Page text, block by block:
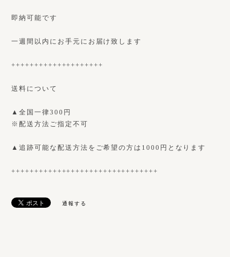
即納可能です
一週間以内にお手元にお届け致します
++++++++++++++++++++
送料について
▲全国一律300円
※配送方法ご指定不可
▲追跡可能な配送方法をご希望の方は1000円となります
++++++++++++++++++++++++++++++++
通報する